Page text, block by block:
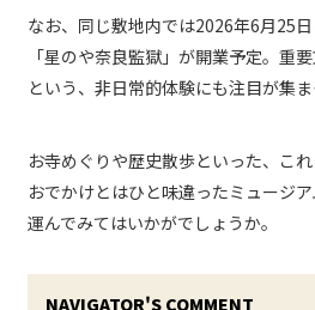
なお、同じ敷地内では2026年6月25
「星のや奈良監獄」が開業予定。重
という、非日常的体験にも注目が集ま
お寺めぐりや歴史散歩といった、こ
おでかけとはひと味違ったミュージ
運んでみてはいかがでしょうか。